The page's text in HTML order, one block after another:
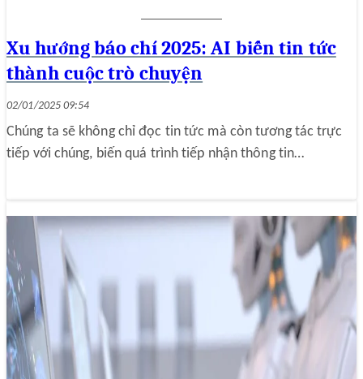
Xu hướng báo chí 2025: AI biến tin tức
thành cuộc trò chuyện
02/01/2025 09:54
Chúng ta sẽ không chỉ đọc tin tức mà còn tương tác trực
tiếp với chúng, biến quá trình tiếp nhận thông tin…